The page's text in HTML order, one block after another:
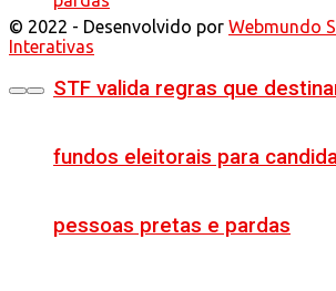
STF valida regras que
fundos eleitorais para
pessoas pretas e pardas
© 2022 - Desenvolvido por Webmundo
Interativas